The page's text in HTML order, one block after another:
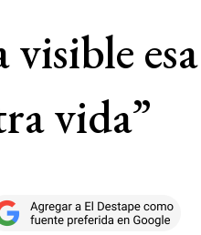
vida”